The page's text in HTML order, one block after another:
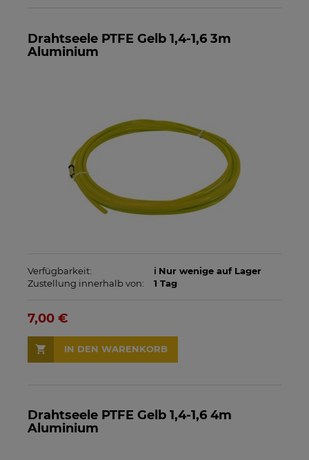
Drahtseele PTFE Gelb 1,4-1,6 3m
Aluminium
Verfügbarkeit:
ℹ️ Nur wenige auf Lager
Zustellung innerhalb von:
1 Tag
7,00 €
IN DEN WARENKORB
Drahtseele PTFE Gelb 1,4-1,6 4m
Aluminium